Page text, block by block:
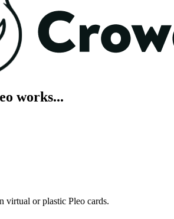
works...
virtual or plastic Pleo cards.